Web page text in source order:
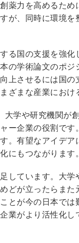
薬力を高めるた
が、同時に環境
る国の支援を強
の学術論文のポ
上させるには国
ざまな産業にお
学や研究機関が
ー企業の役割で
。有望なアイデ
にもつながります
しています。大
どが立ったらま
とが今の日本では
業がより活性化し